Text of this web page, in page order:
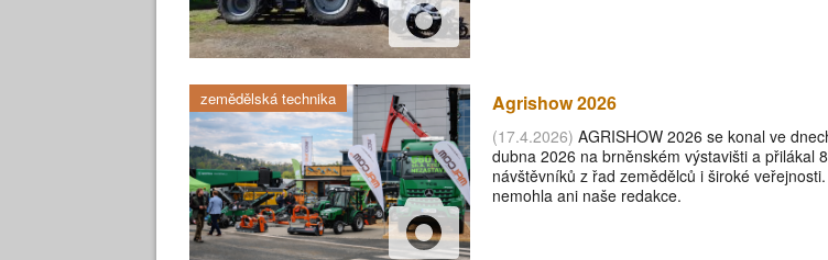
zemědělská technika Agrishow 2026
(17.4.2026) AGRISHOW 2026 se konal ve
dubna 2026 na brněnském výstavišti a přilákal
návštěvníků z řad zemědělců i široké
nemohla ani naše redakce.